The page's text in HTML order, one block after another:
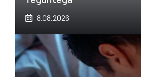
8.08.2026